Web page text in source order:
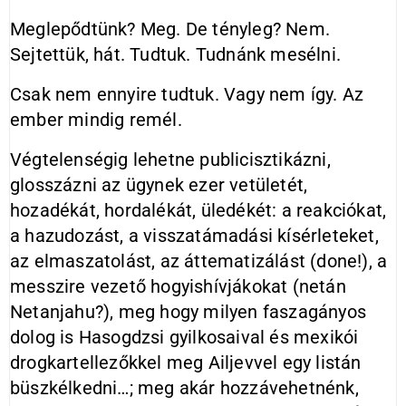
Meglepődtünk? Meg. De tényleg? Nem.
Sejtettük, hát. Tudtuk. Tudnánk mesélni.
Csak nem ennyire tudtuk. Vagy nem így. Az
ember mindig remél.
Végtelenségig lehetne publicisztikázni,
glosszázni az ügynek ezer vetületét,
hozadékát, hordalékát, üledékét: a reakciókat,
a hazudozást, a visszatámadási kísérleteket,
az elmaszatolást, az áttematizálást (done!), a
messzire vezető hogyishívjákokat (netán
Netanjahu?), meg hogy milyen faszagányos
dolog is Hasogdzsi gyilkosaival és mexikói
drogkartellezőkkel meg Ailjevvel egy listán
büszkélkedni…; meg akár hozzávehetnénk,